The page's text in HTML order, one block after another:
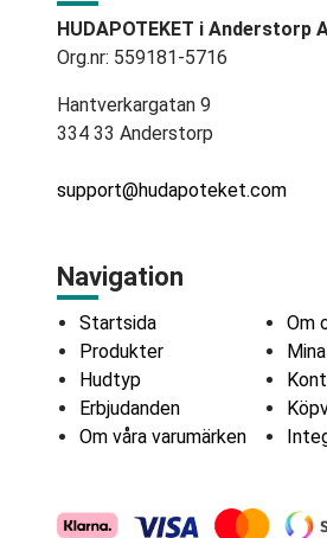
HUDAPOTEKET i Anderstorp
Org.nr: 559181-5716
Hantverkargatan 9
334 33 Anderstorp
support@hudapoteket.com
Navigation
Startsida
Produkter
Hudtyp
Erbjudanden
Om våra varumärken
Om